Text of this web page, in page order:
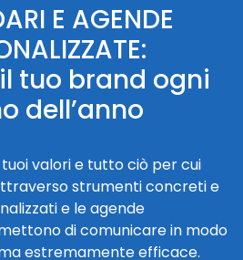
E AGENDE
tuo brand ogni
dell’anno
valori e tutto ciò per cui
strumenti concreti e
e le agende
di comunicare in modo
estremamente efficace.